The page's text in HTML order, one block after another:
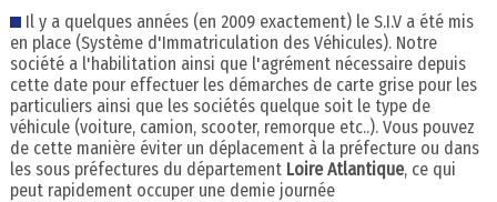
Il y a quelques années (en 2009 exactement) le S.I.V a été mis
en place (Système d'Immatriculation des Véhicules). Notre
société a l'habilitation ainsi que l'agrément nécessaire depuis
cette date pour effectuer les démarches de carte grise pour les
particuliers ainsi que les sociétés quelque soit le type de
véhicule (voiture, camion, scooter, remorque etc..). Vous pouvez
de cette manière éviter un déplacement à la préfecture ou dans
les sous préfectures du département Loire Atlantique, ce qui
peut rapidement occuper une demie journée